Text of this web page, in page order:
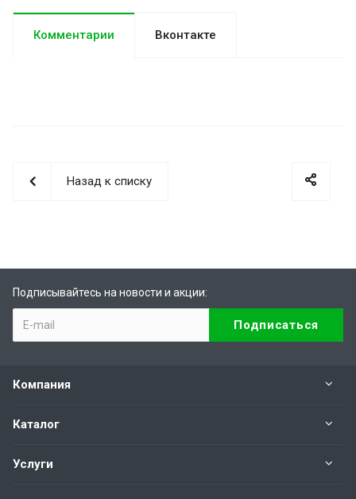
Комментарии Вконтакте
Назад к списку
Подписывайтесь на новости и акции:
Компания
Каталог
Услуги